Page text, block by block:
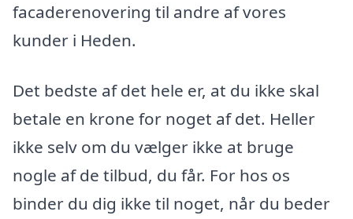
facaderenovering til andre af vores
kunder i Heden.
Det bedste af det hele er, at du ikke skal
betale en krone for noget af det. Heller
ikke selv om du vælger ikke at bruge
nogle af de tilbud, du får. For hos os
binder du dig ikke til noget, når du beder